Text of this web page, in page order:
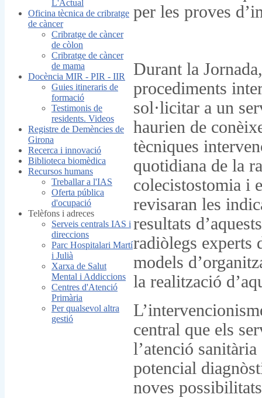
per les proves
Durant la
procediments
sol·licitar a un
haurien de
tècniques
quotidiana de la
colecistostomia i
revisaran les
resultats
radiòlegs experts
models
la realització
central que els
l’atenció
potencial
noves
L'Actual
Oficina tècnica de cribratge
de càncer
Cribratge de càncer
de còlon
Cribratge de càncer
de mama
Docència MIR - PIR - IIR
Guies itineraris de
formació
Testimonis de
residents. Videos
Registre de Demències de
Girona
Recerca i innovació
Biblioteca biomèdica
Recursos humans
Treballar a l'IAS
Oferta pública
d'ocupació
Telèfons i adreces
Serveis centrals IAS i
direccions
Parc Hospitalari Martí
i Julià
Xarxa de Salut
Mental i Addiccions
Centres d'Atenció
Primària
Per qualsevol altra
gestió